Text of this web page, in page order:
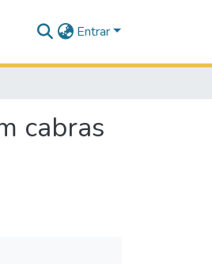
Entrar
cabras